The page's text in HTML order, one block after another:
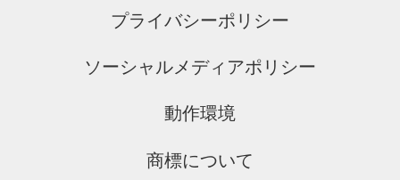
プライバシーポリシー
ソーシャルメディアポリシー
動作環境
商標について